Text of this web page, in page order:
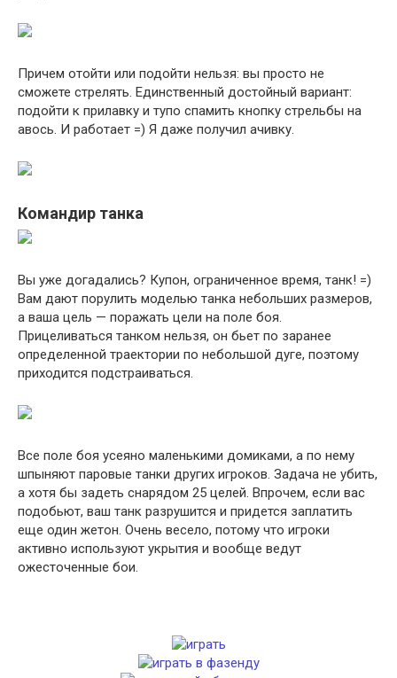
Причем отойти или подойти нельзя: вы просто не
сможете стрелять. Единственный достойный вариант:
подойти к прилавку и тупо спамить кнопку стрельбы на
авось. И работает =) Я даже получил ачивку.
Командир танка
Вы уже догадались? Купон, ограниченное время, танк! =)
Вам дают порулить моделью танка небольших размеров,
а ваша цель — поражать цели на поле боя.
Прицеливаться танком нельзя, он бьет по заранее
определенной траектории по небольшой дуге, поэтому
приходится подстраиваться.
Все поле боя усеяно маленькими домиками, а по нему
шпыняют паровые танки других игроков. Задача не убить,
а хотя бы задеть снарядом 25 целей. Впрочем, если вас
подобьют, ваш танк разрушится и придется заплатить
еще один жетон. Очень весело, потому что игроки
активно используют укрытия и вообще ведут
ожесточенные бои.